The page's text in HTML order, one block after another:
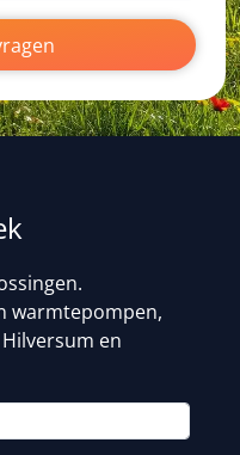
warmtepompen,
en